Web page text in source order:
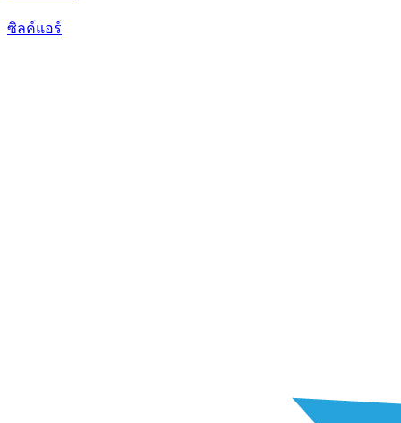
ซิลค์แอร์